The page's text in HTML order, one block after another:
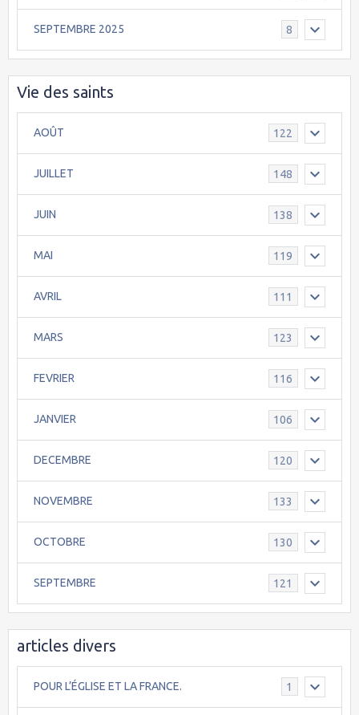
SEPTEMBRE 2025 8
Vie des saints
AOÛT 122
JUILLET 148
JUIN 138
MAI 119
AVRIL 111
MARS 123
FEVRIER 116
JANVIER 106
DECEMBRE 120
NOVEMBRE 133
OCTOBRE 130
SEPTEMBRE 121
articles divers
POUR L’ÉGLISE ET LA FRANCE. 1